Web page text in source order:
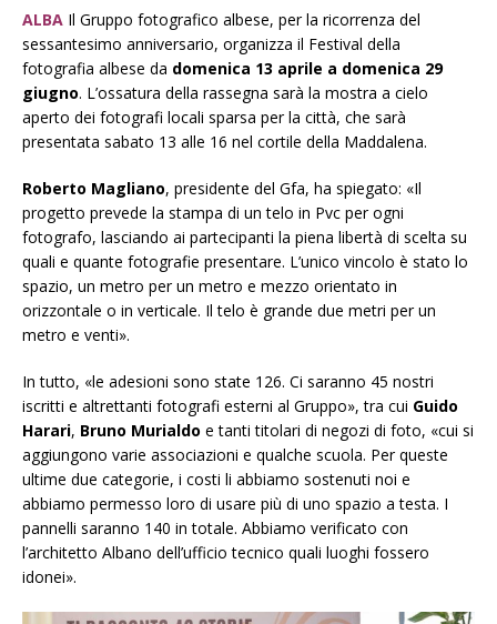
ALBA Il Gruppo fotografico albese, per la ricorrenza del
sessantesimo anniversario, organizza il Festival della
fotografia albese da domenica 13 aprile a domenica 29
giugno. L’ossatura della rassegna sarà la mostra a cielo
aperto dei fotografi locali sparsa per la città, che sarà
presentata sabato 13 alle 16 nel cortile della Maddalena.
Roberto Magliano, presidente del Gfa, ha spiegato: «Il
progetto prevede la stampa di un telo in Pvc per ogni
fotografo, lasciando ai partecipanti la piena libertà di scelta su
quali e quante fotografie presentare. L’unico vincolo è stato lo
spazio, un metro per un metro e mezzo orientato in
orizzontale o in verticale. Il telo è grande due metri per un
metro e venti».
In tutto, «le adesioni sono state 126. Ci saranno 45 nostri
iscritti e altrettanti fotografi esterni al Gruppo», tra cui Guido
Harari, Bruno Murialdo e tanti titolari di negozi di foto, «cui si
aggiungono varie associazioni e qualche scuola. Per queste
ultime due categorie, i costi li abbiamo sostenuti noi e
abbiamo permesso loro di usare più di uno spazio a testa. I
pannelli saranno 140 in totale. Abbiamo verificato con
l’architetto Albano dell’ufficio tecnico quali luoghi fossero
idonei».